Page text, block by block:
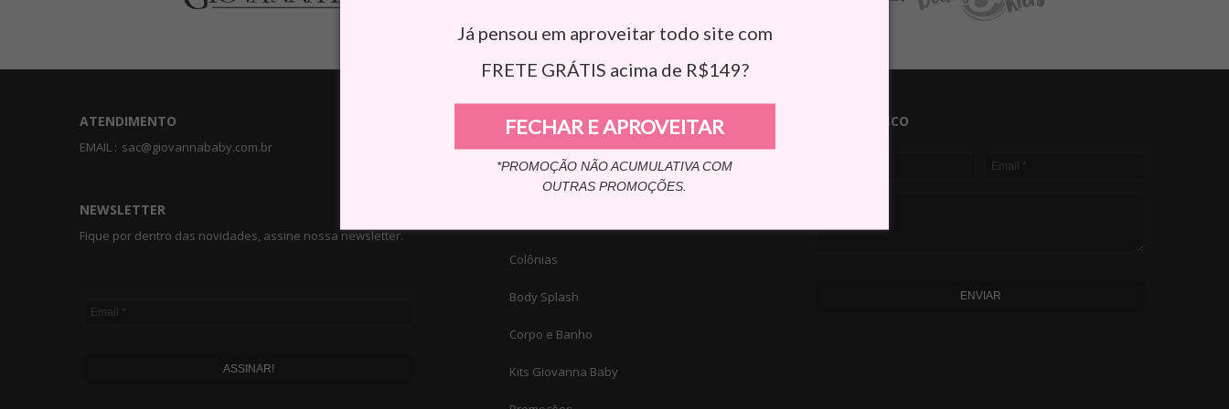
Já pensou em aproveitar todo site com
FRETE GRÁTIS acima de R$149?
FECHAR E APROVEITAR
*PROMOÇÃO NÃO ACUMULATIVA COM
OUTRAS PROMOÇÕES.
ATENDIMENTO
EMAIL : sac@giovannababy.com.br
NEWSLETTER
Fique por dentro das novidades, assine nossa newsletter.
ASSINAR!
CONHEÇA NOSSOS PRODUTOS
Álcool em Gel
Álcool em Gel Classic
Colônias
Body Splash
Corpo e Banho
Kits Giovanna Baby
FALE CONOSCO
ENVIAR